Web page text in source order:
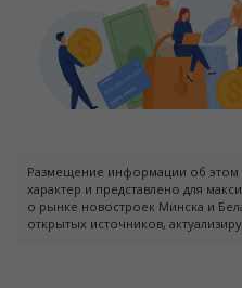
Размещение информации об
характер и представлено для
о рынке новостроек Минска и
открытых источников,